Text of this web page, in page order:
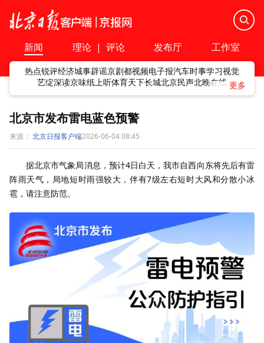
新闻 理论 | 评论 发布厅 工作室
热点锐评经济城事辟谣京剧都视频电子报汽车时事学习视觉
艺绽深读京味纸上听体育天下长城北京民声北晚在线
北京市发布雷电蓝色预警
来源： 北京日报客户端2026-06-04 08:45
据北京市气象局消息，预计4日白天，我市自西向东将先后有雷
阵雨天气，局地短时雨强较大，伴有7级左右短时大风和分散小冰
雹，请注意防范。